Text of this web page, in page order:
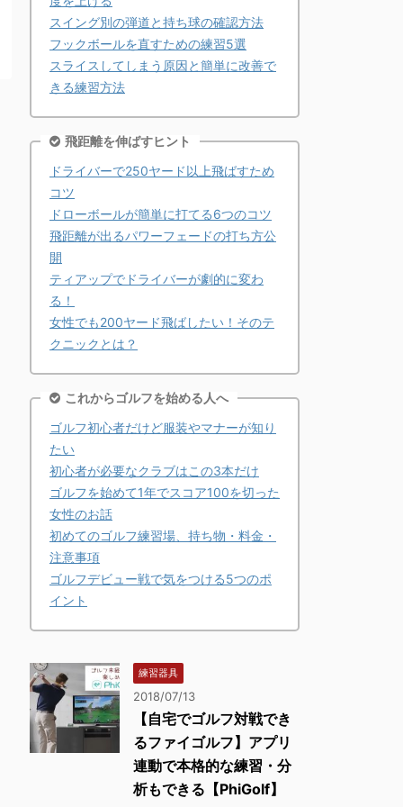
スイング別の弾道と持ち球の確認方法
フックボールを直すための練習5選
スライスしてしまう原因と簡単に改善で
きる練習方法
飛距離を伸ばすヒント
ドライバーで250ヤード以上飛ばすため
コツ
ドローボールが簡単に打てる6つのコツ
飛距離が出るパワーフェードの打ち方公
開
ティアップでドライバーが劇的に変わ
る！
女性でも200ヤード飛ばしたい！そのテ
クニックとは？
これからゴルフを始める人へ
ゴルフ初心者だけど服装やマナーが知り
たい
初心者が必要なクラブはこの3本だけ
ゴルフを始めて1年でスコア100を切った
女性のお話
初めてのゴルフ練習場、持ち物・料金・
注意事項
ゴルフデビュー戦で気をつける5つのポ
イント
練習器具
2018/07/13
【自宅でゴルフ対戦でき
るファイゴルフ】アプリ
連動で本格的な練習・分
析もできる【PhiGolf】